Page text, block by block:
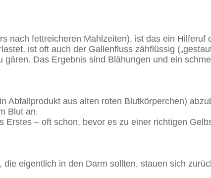
nach fettreicheren Mahlzeiten), ist das ein Hilferuf
ist oft auch der Gallenfluss zähflüssig
Das Ergebnis sind Blähungen und ein
Abfallprodukt aus alten roten Blutkörperchen)
Blut an.
– oft schon, bevor es zu einer richtigen
eigentlich in den Darm sollten, stauen sich